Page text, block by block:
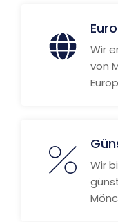
Wir
von
Wir